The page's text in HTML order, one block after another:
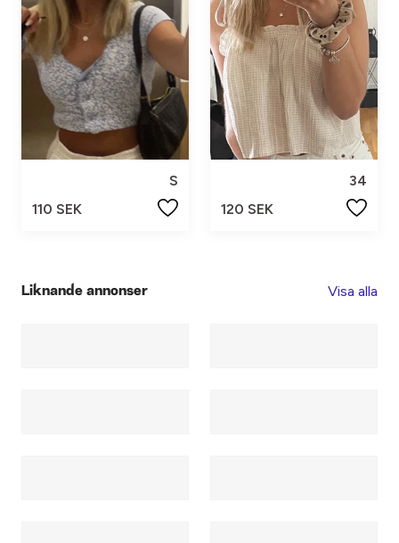
S
110 SEK
34
120 SEK
Liknande annonser Visa alla